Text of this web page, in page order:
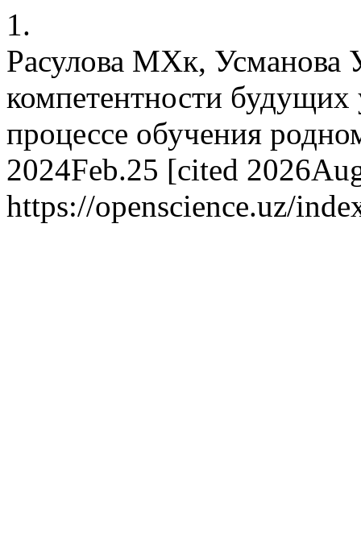
1.
Расулова МХк, Усманова
компетентности будущих
процессе обучения
2024Feb.25 [cited
https://openscience.uz/